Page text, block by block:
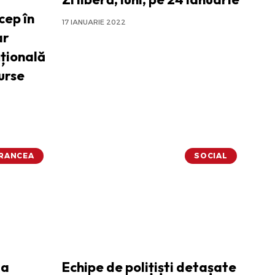
în
17 IANUARIE 2022
SOCIAL
Echipe de polițiști detașate